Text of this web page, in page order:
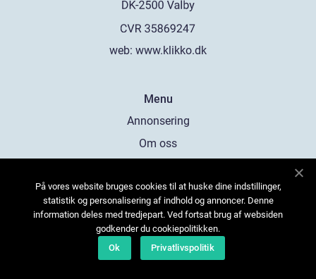
web: www.klikko.dk
Menu
Annonsering
Om oss
Kontakta oss
Sitemap
På vores website bruges cookies til at huske dine indstillinger,
statistik og personalisering af indhold og annoncer. Denne
information deles med tredjepart. Ved fortsat brug af websiden
godkender du cookiepolitikken.
Ok
Privatlivspolitik